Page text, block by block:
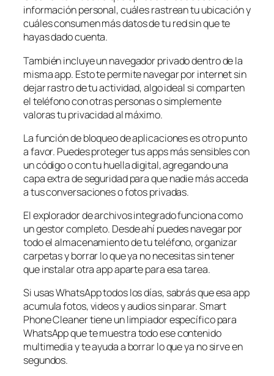
información personal, cuáles rastrean tu ubicación y
cuáles consumen más datos de tu red sin que te
hayas dado cuenta.
También incluye un navegador privado dentro de la
misma app. Esto te permite navegar por internet sin
dejar rastro de tu actividad, algo ideal si comparten
el teléfono con otras personas o simplemente
valoras tu privacidad al máximo.
La función de bloqueo de aplicaciones es otro punto
a favor. Puedes proteger tus apps más sensibles con
un código o con tu huella digital, agregando una
capa extra de seguridad para que nadie más acceda
a tus conversaciones o fotos privadas.
El explorador de archivos integrado funciona como
un gestor completo. Desde ahí puedes navegar por
todo el almacenamiento de tu teléfono, organizar
carpetas y borrar lo que ya no necesitas sin tener
que instalar otra app aparte para esa tarea.
Si usas WhatsApp todos los días, sabrás que esa app
acumula fotos, videos y audios sin parar. Smart
Phone Cleaner tiene un limpiador específico para
WhatsApp que te muestra todo ese contenido
multimedia y te ayuda a borrar lo que ya no sirve en
segundos.